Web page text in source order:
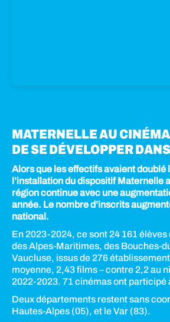
MATERNELLE AU
DE SE DÉVELOPPER
Alors que les effectifs avaient doublé
l’installation du dispositif Maternelle
région continue avec une
année. Le nombre d’inscrits
national.
En 2023-2024, ce sont 24 161
des Alpes-Maritimes, des Bouches-
Vaucluse, issus de 276
moyenne, 2,43 films – contre 2,2 au
2022-2023. 71 cinémas ont participé
Deux départements restent sans
Hautes-Alpes (05), et le Var (83).